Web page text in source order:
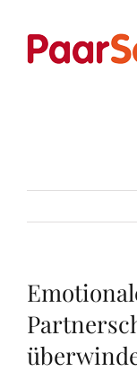
Inhalt